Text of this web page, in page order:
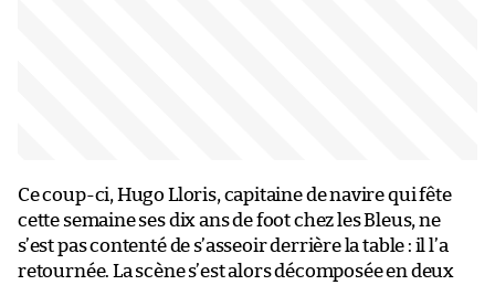
Ce coup-ci, Hugo Lloris, capitaine de navire qui fête
cette semaine ses dix ans de foot chez les Bleus, ne
s’est pas contenté de s’asseoir derrière la table : il l’a
retournée. La scène s’est alors décomposée en deux